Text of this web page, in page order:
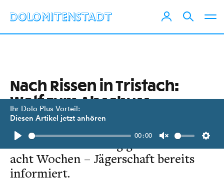
Ihr Dolo Plus Vorteil:
Diesen Artikel jetzt anhören
Play
00:00
Unmute
Nach Rissen in Tristach:
Wolf zum Abschuss
freigegeben
Abschussverordnung gilt ab heute für
acht Wochen – Jägerschaft bereits
informiert.